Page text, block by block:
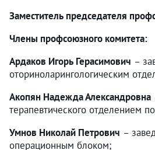
Заместитель председателя
Члены профсоюзного комитета:
Ардаков Игорь Герасимович –
оториноларингологическим
Акопян Надежда Александровна
терапевтического отделением
Умнов Николай Петрович –
операционным блоком;